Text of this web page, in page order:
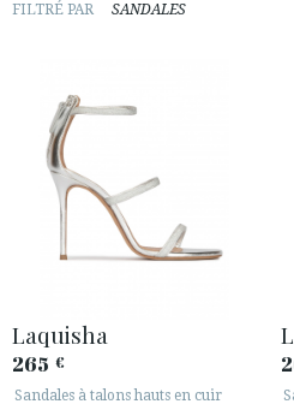
Talon haut
Talon moyen
Chaussures plates
Chaussures
Sandales
Compensées
FILTRÉ PAR SANDALES
Laquisha
265 €
Sandales à talons hauts en cuir